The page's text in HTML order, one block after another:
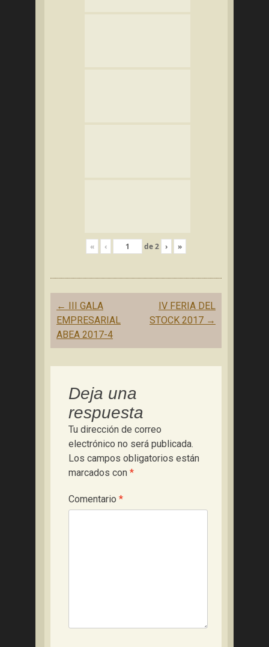
« ‹ de2 › »
Navegación
de
entradas
← III GALA
EMPRESARIAL
ABEA 2017-4
IV FERIA DEL
STOCK 2017 →
Deja una
respuesta
Tu dirección de correo
electrónico no será publicada.
Los campos obligatorios están
marcados con *
Comentario *